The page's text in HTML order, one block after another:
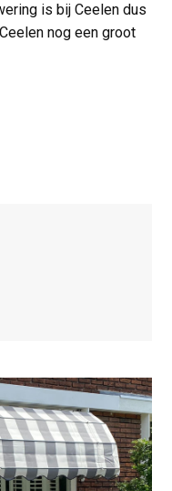
is bij Ceelen dus
nog een groot